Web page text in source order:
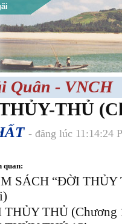
Quân - VNCH
THỦ
- đăng lúc 11:14:24
quan:
SÁCH “ĐỜI THỦY
THỦ (Chương